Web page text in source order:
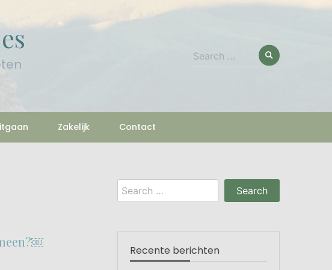
Search
Zakelijk Contact
Search
for:
Recente berichten